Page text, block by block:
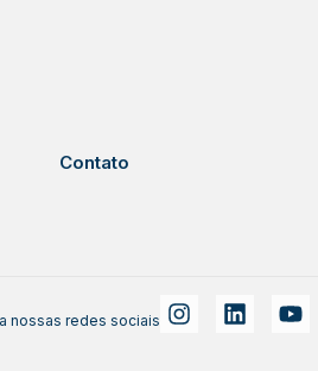
Contato
nossas redes sociais